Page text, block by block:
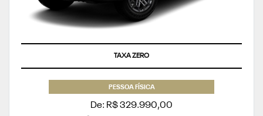
TAXA ZERO
PESSOA FÍSICA
De: R$ 329.990,00